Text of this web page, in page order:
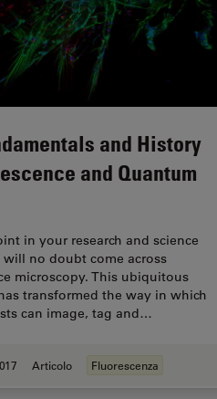
and History
and Quantum
in your research and science
will no doubt come across
microscopy. This ubiquitous
transformed the way in which
can image, tag and…
Articolo Fluorescenza